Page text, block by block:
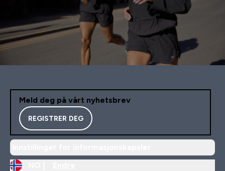
Meld deg på vårt nyhetsbrev
REGISTRER DEG